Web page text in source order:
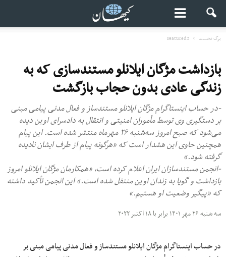
برگ نخست Featured2
بازداشت مژگان ایلانلو مستندسازی که به
زندگی عادی بدون حجاب بازگشت
-در حساب اینستاگرام مژگان ایلانلو مستندساز و فعال مدنی پیامی مبنی
بر دستگیری وی توسط مأموران امنیتی و انتقال به دادسرای اوین دیده
می‌شود که صبح امروز سه‌شنبه ۲۶ مهرماه منتشر شده است. این پیام
همچنین حاوی این هشدار است که «هرگونه پیام از طرف ایشان نادیده
گرفته شود.»
-انجمن مستندسازان ایران اعلام کرده است، «همکارمان مژگان ایلانلو امروز
بازداشت و گویا به زندان اوین منتقل شده است.» این انجمن تأکید داشته
که «پیگیر وضعیت او هستیم.»
سه شنبه ۲۶ مهر ۱۴۰۱ برابر با ۱۸ اکتبر ۲۰۲۲
در حساب اینستاگرام مژگان ایلانلو مستندساز و فعال مدنی پیامی مبنی بر